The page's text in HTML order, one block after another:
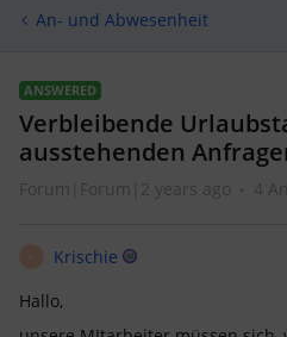
An- und Abwesenheit
ANSWERED
Verbleibende
ausstehenden
Forum|Forum|2 years ago 4
Krischie
Hallo,